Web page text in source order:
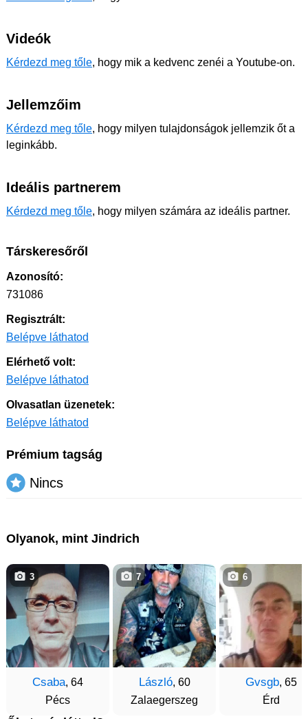
Videók
Kérdezd meg tőle, hogy mik a kedvenc zenéi a Youtube-on.
Jellemzőim
Kérdezd meg tőle, hogy milyen tulajdonságok jellemzik őt a
leginkább.
Ideális partnerem
Kérdezd meg tőle, hogy milyen számára az ideális partner.
Társkeresőről
Azonosító:
731086
Regisztrált:
Belépve láthatod
Elérhető volt:
Belépve láthatod
Olvasatlan üzenetek:
Belépve láthatod
Prémium tagság
Nincs
Olyanok, mint Jindrich
Csaba, 64
Pécs
3
László, 60
Zalaegerszeg
7
Gvsgb, 65
Érd
6